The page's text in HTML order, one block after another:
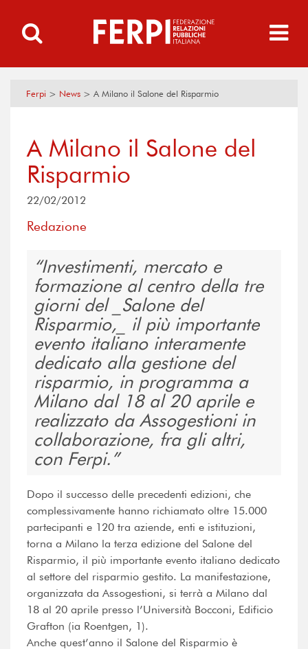
Ferpi > News > A Milano il Salone del Risparmio
A Milano il Salone del
Risparmio
22/02/2012
Redazione
Investimenti, mercato e
formazione al centro della tre
giorni del _Salone del
Risparmio,_ il più importante
evento italiano interamente
dedicato alla gestione del
risparmio, in programma a
Milano dal 18 al 20 aprile e
realizzato da Assogestioni in
collaborazione, fra gli altri,
con Ferpi.
Dopo il successo delle precedenti edizioni, che
complessivamente hanno richiamato oltre 15.000
partecipanti e 120 tra aziende, enti e istituzioni,
torna a Milano la terza edizione del Salone del
Risparmio, il più importante evento italiano dedicato
al settore del risparmio gestito. La manifestazione,
organizzata da Assogestioni, si terrà a Milano dal
18 al 20 aprile presso l’Università Bocconi, Edificio
Grafton (ia Roentgen, 1).
Anche quest’anno il Salone del Risparmio è